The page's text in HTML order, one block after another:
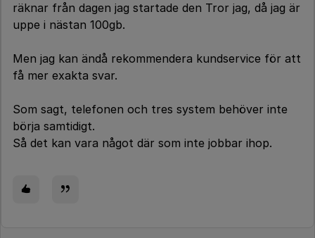
räknar från dagen jag startade den Tror jag, då jag är
uppe i nästan 100gb.
Men jag kan ändå rekommendera kundservice för att
få mer exakta svar.
Som sagt, telefonen och tres system behöver inte
börja samtidigt.
Så det kan vara något där som inte jobbar ihop.